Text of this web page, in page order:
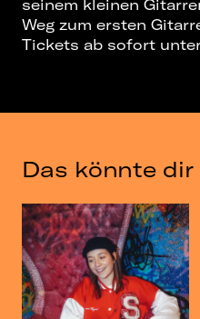
seinem kleinen
Weg zum ersten
Tickets ab sofort
Das könnte